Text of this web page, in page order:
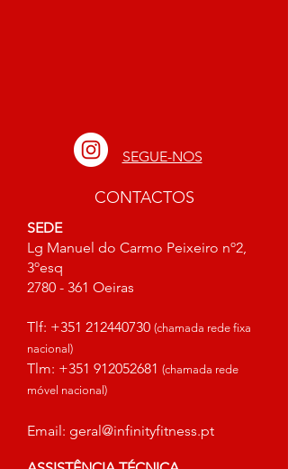
SEGUE-NOS
CONTACTOS
SEDE
Lg Manuel do Carmo Peixeiro nº2,
3ºesq
2780 - 361 Oeiras
Tlf: +351 212440730 (chamada rede fixa
nacional)
Tlm: +351 912052681 (chamada rede
móvel nacional)
Email: geral@infinityfitness.pt